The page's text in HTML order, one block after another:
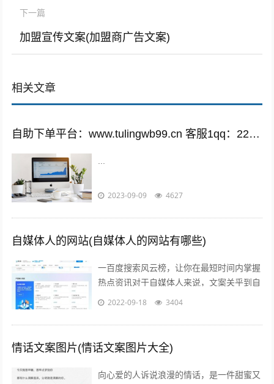
下一篇
加盟宣传文案(加盟商广告文案)
相关文章
自助下单平台：www.tulingwb99.cn 客服1qq：2221028208 客服2qq：2221028208
...
2023-09-09 4627
自媒体人的网站(自媒体人的网站有哪些)
一百度搜索风云榜，让你在最短时间内掌握
热点资讯对于自媒体人来说，文案关乎到自
己的流量问题而自己的写作方向和文案编辑
2022-09-18 3404
情话文案图片(情话文案图片大全)
向心爱的人诉说浪漫的情话，是一件甜蜜又